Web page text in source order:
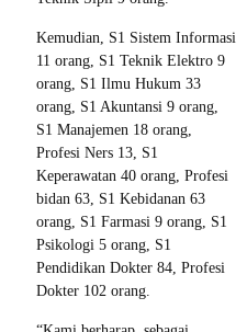
Kemudian, S1 Sistem Informasi
11 orang, S1 Teknik Elektro 9
orang, S1 Ilmu Hukum 33
orang, S1 Akuntansi 9 orang,
S1 Manajemen 18 orang,
Profesi Ners 13, S1
Keperawatan 40 orang, Profesi
bidan 63, S1 Kebidanan 63
orang, S1 Farmasi 9 orang, S1
Psikologi 5 orang, S1
Pendidikan Dokter 84, Profesi
Dokter 102 orang.